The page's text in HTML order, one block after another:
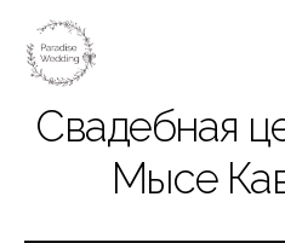
Свадебная
Мысе